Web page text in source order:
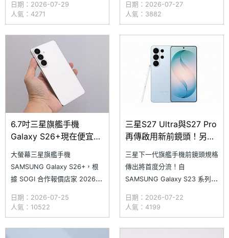
5,800mAh，但隨後又傳出三星
內部仍在評估規格方案，最終配
置尚未拍板。近日，國外網站
GalaxyClub 宣稱取得
SAMSUNG Galaxy S27 Ultra
與 Ga
日期：2026-07-29
人氣：4271
WinFuture、GalaxyClub 分別
曝光 Galaxy S27 系列部分鏡頭
規格細節，指出多顆鏡頭將改用
Sony 生產的感光元件；其中，
WinFuture 更透露，SAMS
日期：2026-07-27
人氣：3882
6.7吋三星旗艦手機
Galaxy S26+現在便宜多
一次看
大螢幕三星旗艦手機
SAMSUNG Galaxy S26+，根
據 SOGI 合作報價店家 2026
最低降至 30,290 元，比 6 月
再便宜 800 ；而 512GB 版本
則回升至 34,590 元，整體較 6
日期：2026-07-25
人氣：10522
三星S27 Ultra與S27 Pro
再傳啟用新前鏡頭！另外
三星下一代旗艦手機前鏡頭規格
傳出將首度分流！自
SAMSUNG Galaxy S23 系列開
素前鏡頭，該規格一路沿用至
Galaxy S26 系列。最新消息指
出，SAMSUNG Galaxy S27 系
日期：2026-07-22
人氣：4199